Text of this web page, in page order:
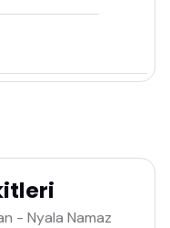
- Nyala Namaz